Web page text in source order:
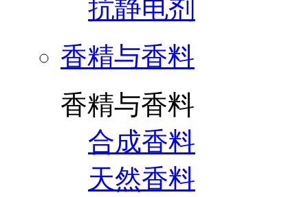
抗静电剂
香精与香料
香精与香料
合成香料
天然香料